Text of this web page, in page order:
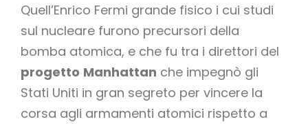
Quell’Enrico Fermi grande fisico i cui studi
sul nucleare furono precursori della
bomba atomica, e che fu tra i direttori del
progetto Manhattan che impegnò gli
Stati Uniti in gran segreto per vincere la
corsa agli armamenti atomici rispetto a